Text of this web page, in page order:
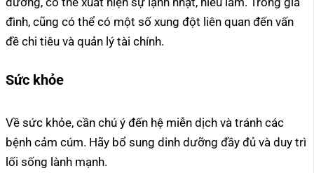
đình, cũng có thể có một số xung đột liên quan đến vấn
đề chi tiêu và quản lý tài chính.
Sức khỏe
Về sức khỏe, cần chú ý đến hệ miễn dịch và tránh các
bệnh cảm cúm. Hãy bổ sung dinh dưỡng đầy đủ và duy trì
lối sống lành mạnh.